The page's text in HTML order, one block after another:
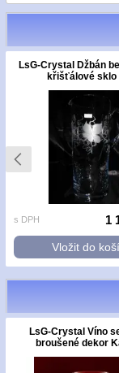
LsG-Crystal Džbán
křišťálové sklo
s DPH 1
Vložit do
LsG-Crystal Víno
broušené dekor